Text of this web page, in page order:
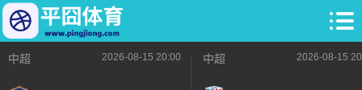
中超 2026-08-15 20:00 中超 2026-08-15